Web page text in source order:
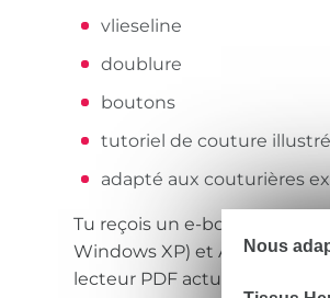
vlieseline
doublure
boutons
tutoriel de couture illustré
adapté aux couturières
Tu reçois un e-book au
Windows XP) et Apple
lecteur PDF actuel est
Nous